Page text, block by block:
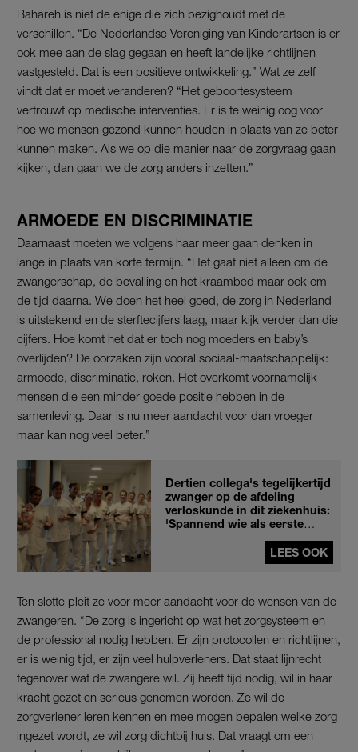
Bahareh is niet de enige die zich bezighoudt met de
verschillen. “De Nederlandse Vereniging van Kinderartsen is er
ook mee aan de slag gegaan en heeft landelijke richtlijnen
vastgesteld. Dat is een positieve ontwikkeling.” Wat ze zelf
vindt dat er moet veranderen? “Het geboortesysteem
vertrouwt op medische interventies. Er is te weinig oog voor
hoe we mensen gezond kunnen houden in plaats van ze beter
kunnen maken. Als we op die manier naar de zorgvraag gaan
kijken, dan gaan we de zorg anders inzetten.”
ARMOEDE EN DISCRIMINATIE
Daarnaast moeten we volgens haar meer gaan denken in
lange in plaats van korte termijn. “Het gaat niet alleen om de
zwangerschap, de bevalling en het kraambed maar ook om
de tijd daarna. We doen het heel goed, de zorg in Nederland
is uitstekend en de sterftecijfers laag, maar kijk verder dan die
cijfers. Hoe komt het dat er toch nog moeders en baby’s
overlijden? De oorzaken zijn vooral sociaal-maatschappelijk:
armoede, discriminatie, roken. Het overkomt voornamelijk
mensen die een minder goede positie hebben in de
samenleving. Daar is nu meer aandacht voor dan vroeger
maar kan nog veel beter.”
Dertien collega's tegelijkertijd
zwanger op de afdeling
verloskunde in dit ziekenhuis:
'Spannend wie als eerste
LEES OOK
Ten slotte pleit ze voor meer aandacht voor de wensen van de
zwangeren. “De zorg is ingericht op wat het zorgsysteem en
de professional nodig hebben. Er zijn protocollen en richtlijnen,
er is weinig tijd, er zijn veel hulpverleners. Dat staat lijnrecht
tegenover wat de zwangere wil. Zij heeft tijd nodig, wil in haar
kracht gezet en serieus genomen worden. Ze wil de
zorgverlener leren kennen en mee mogen bepalen welke zorg
ingezet wordt, ze wil zorg dichtbij huis. Dat vraagt om een